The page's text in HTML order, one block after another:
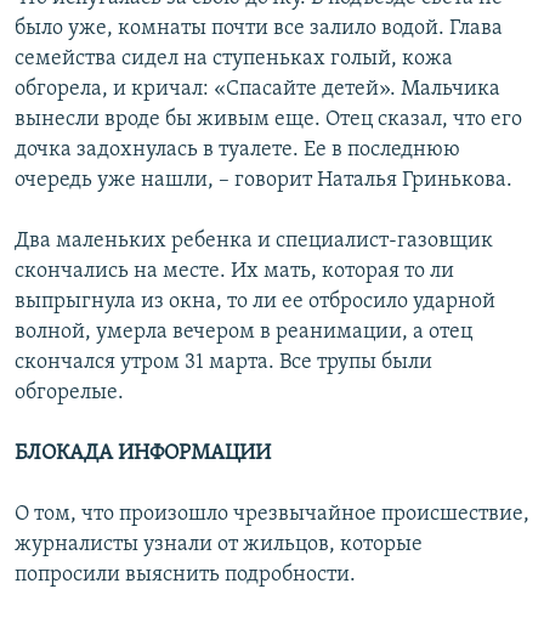
было уже, комнаты почти все залило водой. Глава
семейства сидел на ступеньках голый, кожа
обгорела, и кричал: «Спасайте детей». Мальчика
вынесли вроде бы живым еще. Отец сказал, что его
дочка задохнулась в туалете. Ее в последнюю
очередь уже нашли, – говорит Наталья Гринькова.
Два маленьких ребенка и специалист-газовщик
скончались на месте. Их мать, которая то ли
выпрыгнула из окна, то ли ее отбросило ударной
волной, умерла вечером в реанимации, а отец
скончался утром 31 марта. Все трупы были
обгорелые.
БЛОКАДА ИНФОРМАЦИИ
О том, что произошло чрезвычайное происшествие,
журналисты узнали от жильцов, которые
попросили выяснить подробности.